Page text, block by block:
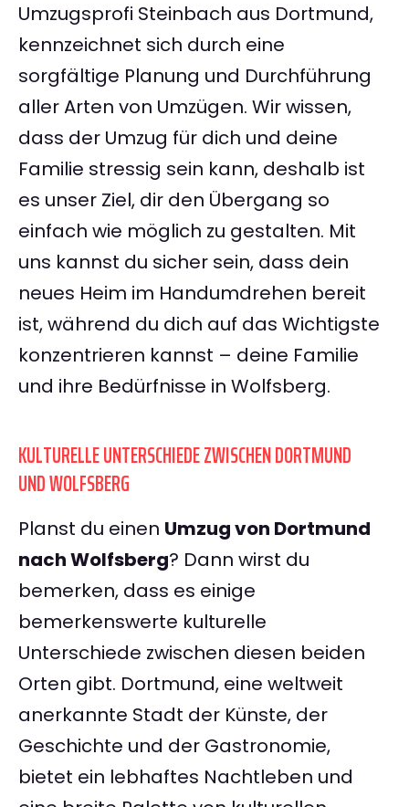
Umzugsprofi Steinbach aus Dortmund,
kennzeichnet sich durch eine
sorgfältige Planung und Durchführung
aller Arten von Umzügen. Wir wissen,
dass der Umzug für dich und deine
Familie stressig sein kann, deshalb ist
es unser Ziel, dir den Übergang so
einfach wie möglich zu gestalten. Mit
uns kannst du sicher sein, dass dein
neues Heim im Handumdrehen bereit
ist, während du dich auf das Wichtigste
konzentrieren kannst – deine Familie
und ihre Bedürfnisse in Wolfsberg.
KULTURELLE UNTERSCHIEDE ZWISCHEN DORTMUND
UND WOLFSBERG
Planst du einen Umzug von Dortmund
nach Wolfsberg? Dann wirst du
bemerken, dass es einige
bemerkenswerte kulturelle
Unterschiede zwischen diesen beiden
Orten gibt. Dortmund, eine weltweit
anerkannte Stadt der Künste, der
Geschichte und der Gastronomie,
bietet ein lebhaftes Nachtleben und